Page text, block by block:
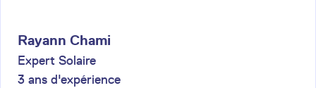
Rayann Chami
Expert Solaire
3 ans d'expérience